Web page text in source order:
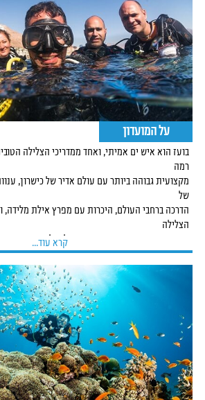
על המועדון
בועז הוא איש ים אמיתי, ואחד ממדריכי הצלילה
רמה
מקצועית גבוהה ביותר עם עולם אדיר של כישרון,
של
הדרכה ברחבי העולם, היכרות עם מפרץ אילת מלידה,
הצלילה
וענפי ספורט ימי אחרים, אנחנו יכולים להתחייב
היא
הדרכה מקצועית ואיכותית ביותר.
הצלילות יתבצעו 1X1. על מנת לספק את חווית הצלילה הטובה ביותר, קבוצות
יתקבלו רק אם כל חברי הקבוצה מכירים והגיעו יחד
אהבתו הגדולה של בועז היא צילום תת ימי, והוא
קורסי צילום תת ימי למתחילים ולמתקדמים.
קרא עוד...